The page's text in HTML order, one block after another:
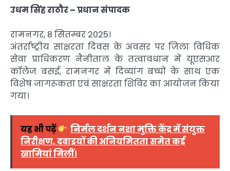
उधम सिंह राठौर – प्रधान संपादक
रामनगर, 8 सितम्बर 2025।
अंतर्राष्ट्रीय साक्षरता दिवस के अवसर पर जिला विधिक
सेवा प्राधिकरण नैनीताल के तत्वावधान में यूएसआर
कॉलेज बसई, रामनगर में दिव्यांग बच्चों के साथ एक
विशेष जागरूकता एवं साक्षरता शिविर का आयोजन किया
गया।
यह भी पढ़ें
निर्मल दर्शन नशा मुक्ति केंद्र में संयुक्त
निरीक्षण, दवाइयों की अनियमितता समेत कई
खामियां मिलीं।